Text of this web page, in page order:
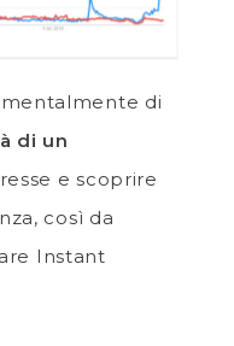
di
di un
e scoprire
così da
Instant